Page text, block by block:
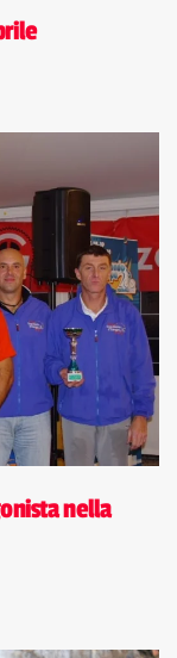
nella